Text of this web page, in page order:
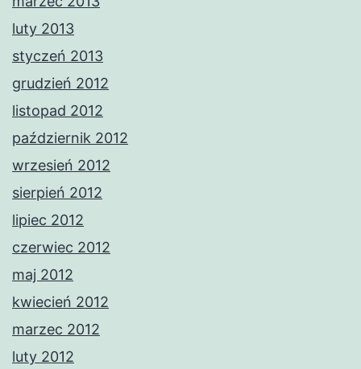
luty 2013
styczeń 2013
grudzień 2012
listopad 2012
październik 2012
wrzesień 2012
sierpień 2012
lipiec 2012
czerwiec 2012
maj 2012
kwiecień 2012
marzec 2012
luty 2012